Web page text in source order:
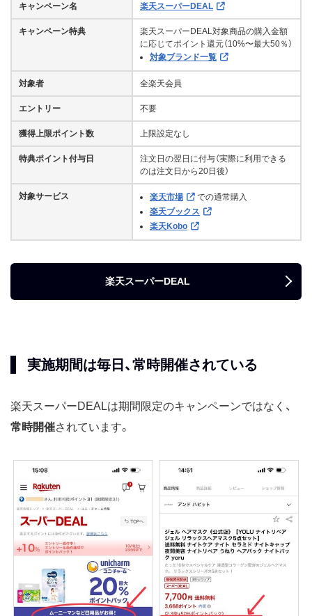
キャンペーン名 楽天スーパーDEAL
キャンペーン特典
楽天スーパーDEAL対象商品の購入金額
に応じてポイント還元（10%〜最大50％）
対象ブランド一覧
対象者 全楽天会員
エントリー 不要
獲得上限ポイント数 上限設定なし
特典ポイント付与日
注文日の翌日に付与（実際に利用できる
のは注文日から20日後）
対象サービス 楽天市場
での通常購入
楽天ブックス
楽天Kobo
楽天スーパーDEAL
実施期間は毎日、常時開催されている
楽天スーパーDEALは期間限定のキャンペーンではなく、
常時開催されています。